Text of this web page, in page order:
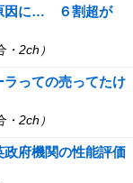
因に… ６割超が
2ch）
っての売ってたけ
2ch）
府機関の性能評価